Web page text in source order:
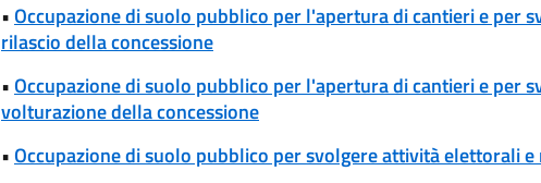
•Occupazione di suolo pubblico per l'apertura di cantieri e per
rilascio della concessione
•Occupazione di suolo pubblico per l'apertura di cantieri e per
volturazione della concessione
•Occupazione di suolo pubblico per svolgere attività elettorali